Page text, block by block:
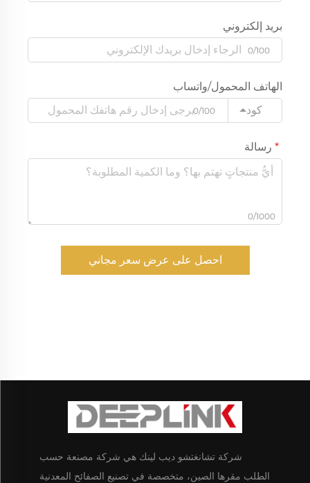
بريد إلكتروني
0/100
الهاتف المحمول/واتساب
كود
0/100
رسالة
0/1000
احصل على عرض سعر مجاني
شركة تشانغتشو ديب لينك هي شركة مصنعة حسب
الطلب مقرها الصين، متخصصة في تصنيع الصفائح المعدنية